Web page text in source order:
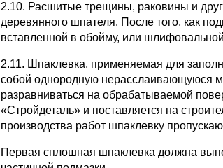
2.10. Расшитые трещины, раковины и
деревянного шпателя. После того, как
вставленной в обойму, или
2.11. Шпаклевка, применяемая для
собой однородную нерасслаивающуюся
разравниваться на обрабатываемой
«Стройдеталь» и поставляется на
производства работ шпаклевку
Первая сплошная шпаклевка должна